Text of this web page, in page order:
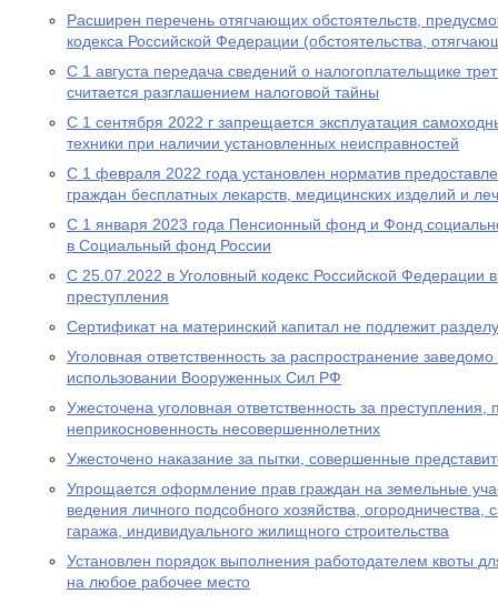
Расширен перечень отягчающих обстоятельств,
кодекса Российской Федерации (обстоятельства,
С 1 августа передача сведений о налогоплательщике
считается разглашением налоговой тайны
С 1 сентября 2022 г запрещается эксплуатация
техники при наличии установленных неисправностей
С 1 февраля 2022 года установлен норматив
граждан бесплатных лекарств, медицинских изделий и
С 1 января 2023 года Пенсионный фонд и Фонд
в Социальный фонд России
С 25.07.2022 в Уголовный кодекс Российской Федерации
преступления
Сертификат на материнский капитал не подлежит
Уголовная ответственность за распространение
использовании Вооруженных Сил РФ
Ужесточена уголовная ответственность за
неприкосновенность несовершеннолетних
Ужесточено наказание за пытки, совершенные
Упрощается оформление прав граждан на земельные
ведения личного подсобного хозяйства, огородничества,
гаража, индивидуального жилищного строительства
Установлен порядок выполнения работодателем квоты
на любое рабочее место